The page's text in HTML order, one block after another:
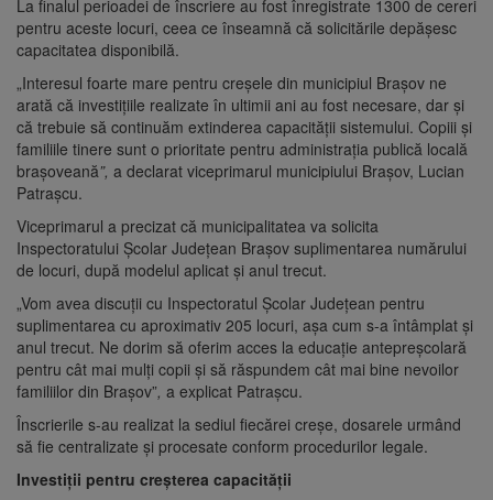
La finalul perioadei de înscriere au fost înregistrate 1300 de cereri
pentru aceste locuri, ceea ce înseamnă că solicitările depășesc
capacitatea disponibilă.
„Interesul foarte mare pentru creșele din municipiul Brașov ne
arată că investițiile realizate în ultimii ani au fost necesare, dar și
că trebuie să continuăm extinderea capacității sistemului. Copiii și
familiile tinere sunt o prioritate pentru administrația publică locală
brașoveană”, a declarat viceprimarul municipiului Brașov, Lucian
Patrașcu.
Viceprimarul a precizat că municipalitatea va solicita
Inspectoratului Școlar Județean Brașov suplimentarea numărului
de locuri, după modelul aplicat și anul trecut.
„Vom avea discuții cu Inspectoratul Școlar Județean pentru
suplimentarea cu aproximativ 205 locuri, așa cum s-a întâmplat și
anul trecut. Ne dorim să oferim acces la educație antepreșcolară
pentru cât mai mulți copii și să răspundem cât mai bine nevoilor
familiilor din Brașov”, a explicat Patrașcu.
Înscrierile s-au realizat la sediul fiecărei creșe, dosarele urmând
să fie centralizate și procesate conform procedurilor legale.
Investiții pentru creșterea capacității